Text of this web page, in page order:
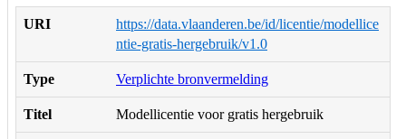
URI
https://data.vlaanderen.be/id/licentie/modellice
ntie-gratis-hergebruik/v1.0
Type Verplichte bronvermelding
Titel Modellicentie voor gratis hergebruik